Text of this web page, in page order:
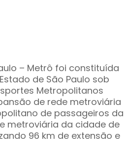
– Metrô foi constituída
de São Paulo sob
Metropolitanos
de rede metroviária
de passageiros da
metroviária da cidade de
96 km de extensão e